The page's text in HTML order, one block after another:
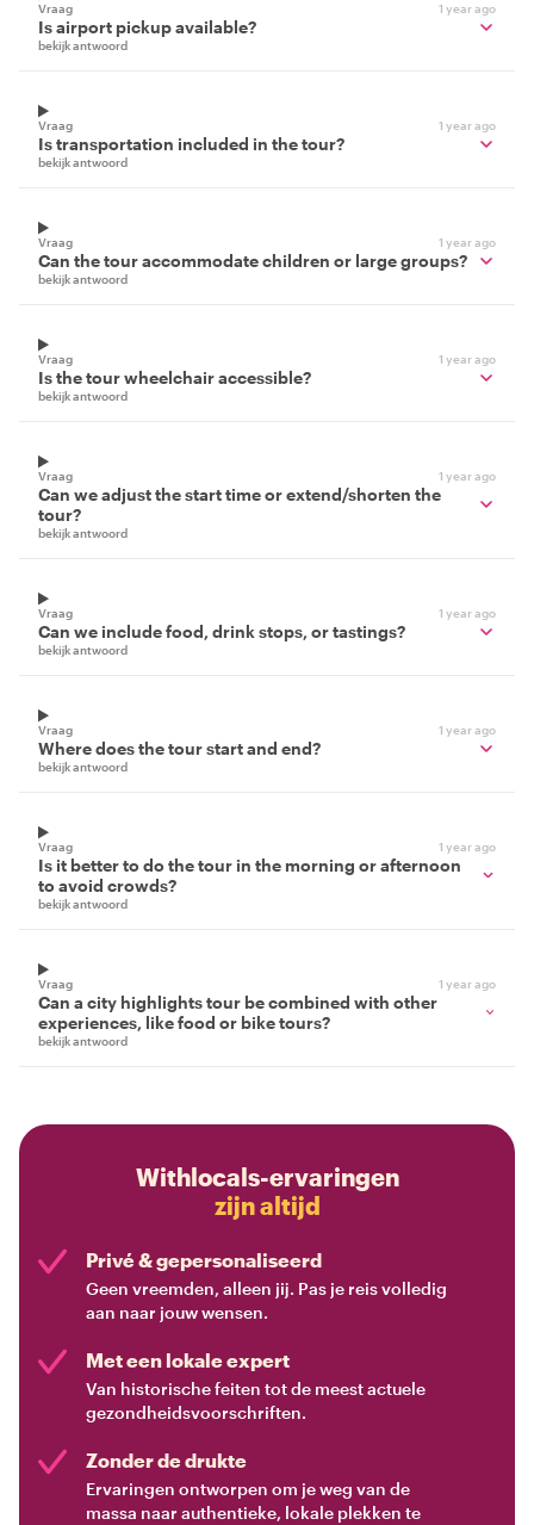
Vraag 1 year ago
Is airport pickup available?
bekijk antwoord
Vraag 1 year ago
Is transportation included in the tour?
bekijk antwoord
Vraag 1 year ago
Can the tour accommodate children or large groups?
bekijk antwoord
Vraag 1 year ago
Is the tour wheelchair accessible?
bekijk antwoord
Vraag 1 year ago
Can we adjust the start time or extend/shorten the
tour?
bekijk antwoord
Vraag 1 year ago
Can we include food, drink stops, or tastings?
bekijk antwoord
Vraag 1 year ago
Where does the tour start and end?
bekijk antwoord
Vraag 1 year ago
Is it better to do the tour in the morning or afternoon
to avoid crowds?
bekijk antwoord
Vraag 1 year ago
Can a city highlights tour be combined with other
experiences, like food or bike tours?
bekijk antwoord
Withlocals-ervaringen
zijn altijd
Privé & gepersonaliseerd
Geen vreemden, alleen jij. Pas je reis volledig
aan naar jouw wensen.
Met een lokale expert
Van historische feiten tot de meest actuele
gezondheidsvoorschriften.
Zonder de drukte
Ervaringen ontworpen om je weg van de
massa naar authentieke, lokale plekken te